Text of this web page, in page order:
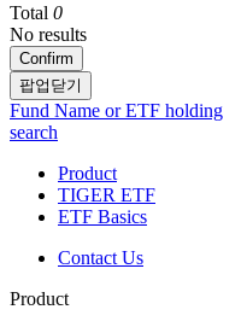
Total 0
No results
Confirm
팝업닫기
Fund Name or ETF holding
search
Product
TIGER ETF
ETF Basics
Contact Us
Product